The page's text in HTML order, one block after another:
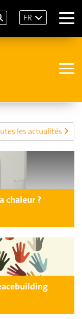
FR
les actualités
chaleur ?